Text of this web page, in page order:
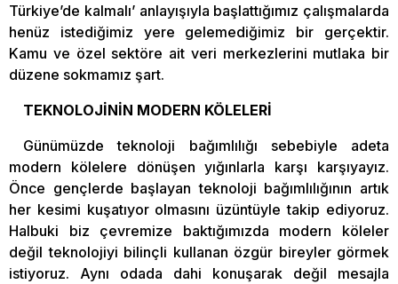
Türkiye’de kalmalı’ anlayışıyla başlattığımız çalışmalarda
henüz istediğimiz yere gelemediğimiz bir gerçektir.
Kamu ve özel sektöre ait veri merkezlerini mutlaka bir
düzene sokmamız şart.
TEKNOLOJİNİN MODERN KÖLELERİ
Günümüzde teknoloji bağımlılığı sebebiyle adeta
modern kölelere dönüşen yığınlarla karşı karşıyayız.
Önce gençlerde başlayan teknoloji bağımlılığının artık
her kesimi kuşatıyor olmasını üzüntüyle takip ediyoruz.
Halbuki biz çevremize baktığımızda modern köleler
değil teknolojiyi bilinçli kullanan özgür bireyler görmek
istiyoruz. Aynı odada dahi konuşarak değil mesajla